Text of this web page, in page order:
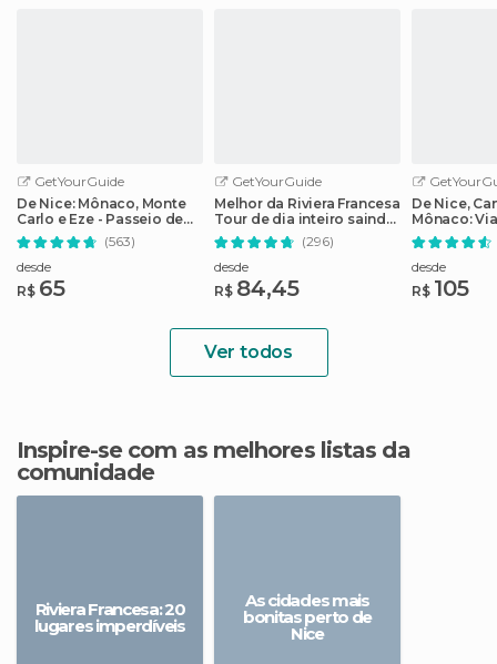
GetYourGuide
De Nice: Mônaco, Monte
Carlo e Eze - Passeio de
meio dia
(563)
desde
R$ 65
GetYourGuide
Melhor da Riviera Francesa
Tour de dia inteiro saindo
de Nice
(296)
desde
R$ 84,45
De Nice,
Mônaco:
Riviera
desde
R$ 105
Ver todos
Inspire-se com as melhores listas da
comunidade
Riviera Francesa: 20
lugares imperdíveis
As cidades mais
bonitas perto de
Nice